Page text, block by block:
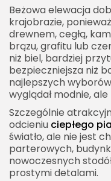
Beżowa elewacja
krajobrazie,
drewnem, cegłą,
brązu, grafitu lub
niż biel, bardziej
bezpieczniejsza niż
najlepszych
wyglądał modnie,
Szczególnie
odcieniu ciepłego
światło, ale nie jest
parterowych,
nowoczesnych
prostymi detalami.